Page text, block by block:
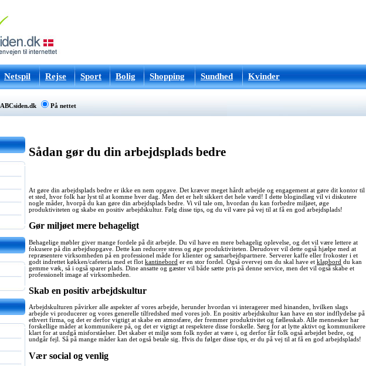
Netspil Rejse Sport Bolig Shopping Sundhed Kvinder
ABCsiden.dk På nettet
Sådan gør du din arbejdsplads bedre
At gøre din arbejdsplads bedre er ikke en nem opgave. Det kræver meget hårdt arbejde og engagement at gøre dit kontor til
et sted, hvor folk har lyst til at komme hver dag. Men det er helt sikkert det hele værd! I dette blogindlæg vil vi diskutere
nogle måder, hvorpå du kan gøre din arbejdsplads bedre. Vi vil tale om, hvordan du kan forbedre miljøet, øge
produktiviteten og skabe en positiv arbejdskultur. Følg disse tips, og du vil være på vej til at få en god arbejdsplads!
Gør miljøet mere behageligt
Behagelige møbler giver mange fordele på dit arbejde. Du vil have en mere behagelig oplevelse, og det vil være lettere at
fokusere på din arbejdsopgave. Dette kan reducere stress og øge produktiviteten. Derudover vil dette også hjælpe med at
repræsentere virksomheden på en professionel måde for klienter og samarbejdspartnere. Serverer kaffe eller frokoster i et
godt indrettet køkken/cafeteria med et flot kantinebord er en stor fordel. Også overvej om du skal have et klapbord du kan
gemme væk, så i også sparer plads. Dine ansatte og gæster vil både sætte pris på denne service, men det vil også skabe et
professionelt image af virksomheden.
Skab en positiv arbejdskultur
Arbejdskulturen påvirker alle aspekter af vores arbejde, herunder hvordan vi interagerer med hinanden, hvilken slags
arbejde vi producerer og vores generelle tilfredshed med vores job. En positiv arbejdskultur kan have en stor indflydelse på
ethvert firma, og det er derfor vigtigt at skabe en atmosfære, der fremmer produktivitet og fællesskab. Alle mennesker har
forskellige måder at kommunikere på, og det er vigtigt at respektere disse forskelle. Sørg for at lytte aktivt og kommunikere
klart for at undgå misforståelser. Det skaber et miljø som folk nyder at være i, og derfor får folk også arbejdet bedre, og
undgår fejl. Så på mange måder kan det også betale sig. Hvis du følger disse tips, er du på vej til at få en god arbejdsplads!
Vær social og venlig